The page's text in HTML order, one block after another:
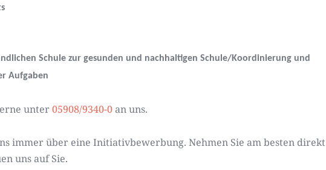
Schule zur gesunden und nachhaltigen Schule/Koordinierung und
Aufgaben
unter05908/9340-0 an uns.
immer über eine Initiativbewerbung. Nehmen Sie am besten direkt
uns auf Sie.